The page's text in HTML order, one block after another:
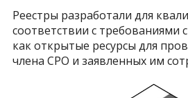
Реестры разработали для
соответствии с требованиями
как открытые ресурсы для
члена СРО и заявленных им